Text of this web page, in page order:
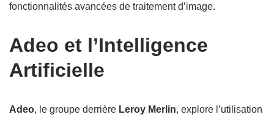
fonctionnalités avancées de traitement d’image.
Adeo et l’Intelligence
Artificielle
Adeo, le groupe derrière Leroy Merlin, explore l’utilisation